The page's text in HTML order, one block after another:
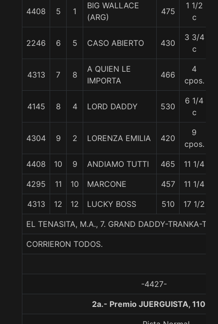
4408 5 1
BIG WALLACE
(ARG)
475
1 1/2
c
2246 6 5 CASO ABIERTO 430
3 3/4
c
4313 7 8
A QUIEN LE
IMPORTA
466
4
cpos.
4145 8 4 LORD DADDY 530
6 1/4
c
4304 9 2 LORENZA EMILIA 420
9
cpos.
4408 10 9 ANDIAMO TUTTI 465 11 1/4
4295 11 10 MARCONE 457 11 1/4
4313 12 12 LUCKY BOSS 510 17 1/2
EL TENASITA, M.A., 7. GRAND DADDY-TRANKA-
CORRIERON TODOS.
-4427-
2a.- Premio JUERGUISTA, 1100